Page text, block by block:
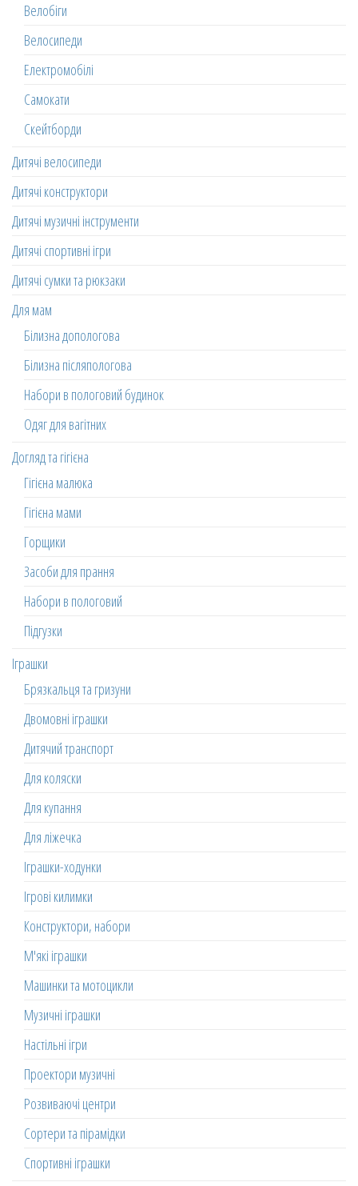
Велобіги
Велосипеди
Електромобілі
Самокати
Скейтборди
Дитячі велосипеди
Дитячі конструктори
Дитячі музичні інструменти
Дитячі спортивні ігри
Дитячі сумки та рюкзаки
Для мам
Білизна допологова
Білизна післяпологова
Набори в пологовий будинок
Одяг для вагітних
Догляд та гігієна
Гігієна малюка
Гігієна мами
Горщики
Засоби для прання
Набори в пологовий
Підгузки
Іграшки
Брязкальця та гризуни
Двомовні іграшки
Дитячий транспорт
Для коляски
Для купання
Для ліжечка
Іграшки-ходунки
Ігрові килимки
Конструктори, набори
М'які іграшки
Машинки та мотоцикли
Музичні іграшки
Настільні ігри
Проектори музичні
Розвиваючі центри
Сортери та пірамідки
Спортивні іграшки